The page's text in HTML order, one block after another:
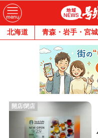
北海道 青森・岩手・宮城
開店/閉店